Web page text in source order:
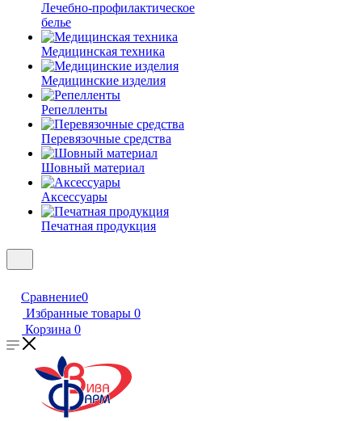
Лечебно-профилактическое
белье
Медицинская техника
Медицинские изделия
Репелленты
Перевязочные средства
Шовный материал
Аксессуары
Печатная продукция
Сравнение0
Избранные товары 0
Корзина 0